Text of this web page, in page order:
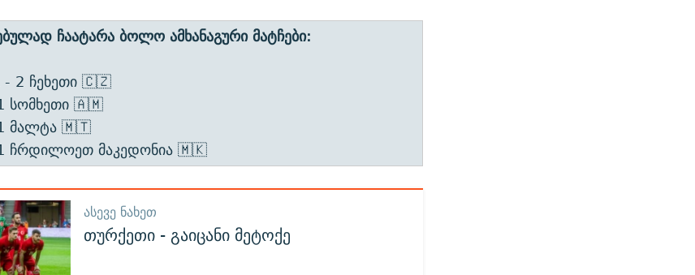
ჩაატარა ბოლო ამხანაგური მატჩები:
2 ჩეხეთი 🇨🇿
სომხეთი 🇦🇲
მალტა 🇲🇹
ჩრდილოეთ მაკედონია 🇲🇰
ᲐᲡᲔᲕᲔ ᲜᲐᲮᲔᲗ
თურქეთი - გაიცანი მეტოქე